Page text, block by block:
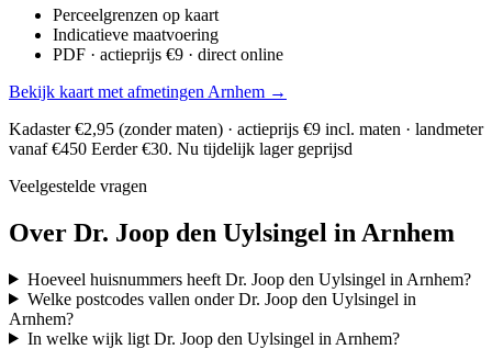
Perceelgrenzen op kaart
Indicatieve maatvoering
PDF · actieprijs €9 · direct online
Bekijk kaart met afmetingen Arnhem →
Kadaster €2,95 (zonder maten) · actieprijs €9 incl. maten · landmeter
vanaf €450 Eerder €30. Nu tijdelijk lager geprijsd
Veelgestelde vragen
Over Dr. Joop den Uylsingel in Arnhem
Hoeveel huisnummers heeft Dr. Joop den Uylsingel in Arnhem?
Welke postcodes vallen onder Dr. Joop den Uylsingel in
Arnhem?
In welke wijk ligt Dr. Joop den Uylsingel in Arnhem?